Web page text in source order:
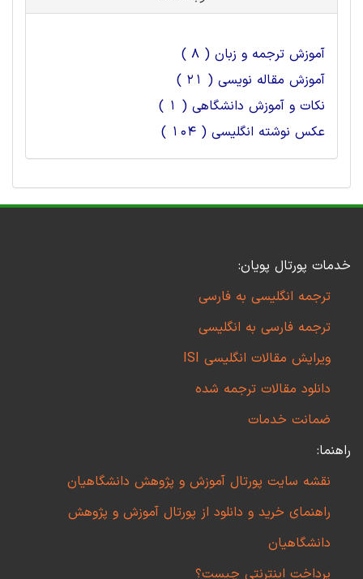
آموزش ترجمه و زبان ( 8 )
آموزش مقاله نویسی ( 21 )
نکات و آموزش دانشگاهی ( 1 )
عکس نوشته انگلیسی ( 104 )
خدمات پورتال پویان:
ترجمه انگلیسی به فارسی
ترجمه فارسی به انگلیسی
ویرایش مقالات انگلیسی ISI
دانلود مقالات ترجمه شده
ضمانت خدمات
راهنما:
نقشه سایت پورتال آموزش و پژوهش دانشگاهیان
راهنمای خرید و دانلود از پورتال آموزش و پژوهش
دانشگاهیان
پرداخت اینترنتی چیست؟